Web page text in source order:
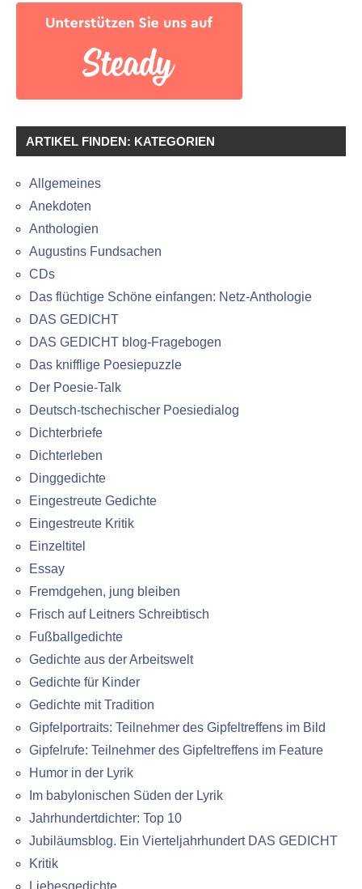
ARTIKEL FINDEN: KATEGORIEN
Allgemeines
Anekdoten
Anthologien
Augustins Fundsachen
CDs
Das flüchtige Schöne einfangen: Netz-Anthologie
DAS GEDICHT
DAS GEDICHT blog-Fragebogen
Das knifflige Poesiepuzzle
Der Poesie-Talk
Deutsch-tschechischer Poesiedialog
Dichterbriefe
Dichterleben
Dinggedichte
Eingestreute Gedichte
Eingestreute Kritik
Einzeltitel
Essay
Fremdgehen, jung bleiben
Frisch auf Leitners Schreibtisch
Fußballgedichte
Gedichte aus der Arbeitswelt
Gedichte für Kinder
Gedichte mit Tradition
Gipfelportraits: Teilnehmer des Gipfeltreffens im Bild
Gipfelrufe: Teilnehmer des Gipfeltreffens im Feature
Humor in der Lyrik
Im babylonischen Süden der Lyrik
Jahrhundertdichter: Top 10
Jubiläumsblog. Ein Vierteljahrhundert DAS GEDICHT
Kritik